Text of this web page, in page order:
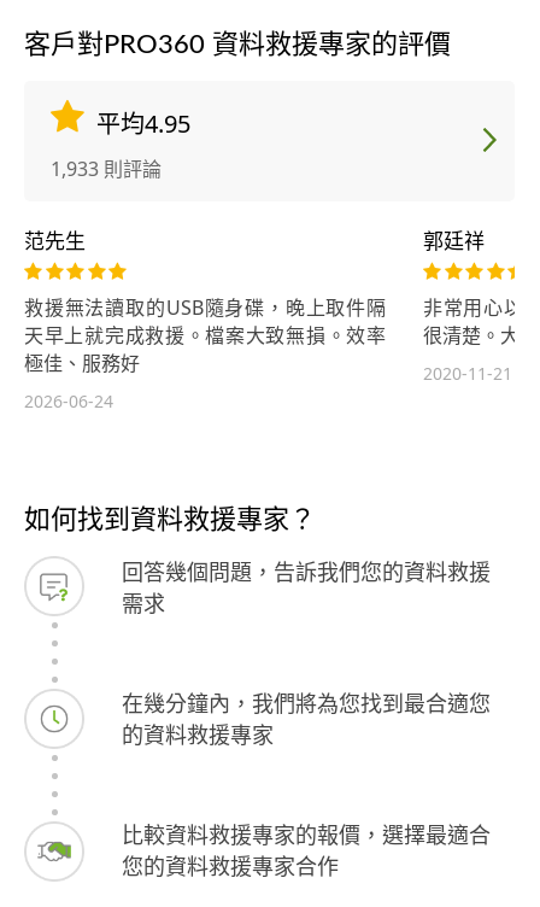
客戶對PRO360 資料救援專家的評價
平均4.95
1,933 則評論
范先生
救援無法讀取的USB隨身碟，晚上取件隔
天早上就完成救援。檔案大致無損。效率
極佳、服務好
2026-06-24
郭廷祥
非常用心以
很清楚。大
2020-11-21
如何找到資料救援專家？
回答幾個問題，告訴我們您的資料救援
需求
在幾分鐘內，我們將為您找到最合適您
的資料救援專家
比較資料救援專家的報價，選擇最適合
您的資料救援專家合作